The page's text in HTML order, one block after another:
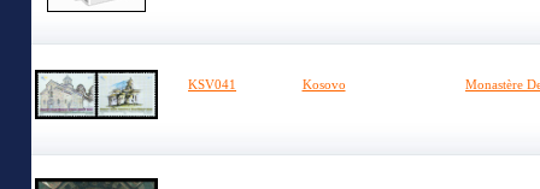
KSV041 Kosovo Monastère